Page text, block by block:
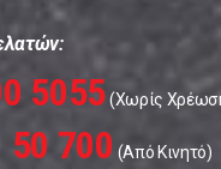
5055(Χωρίς
50 700 (Από Κινητό)